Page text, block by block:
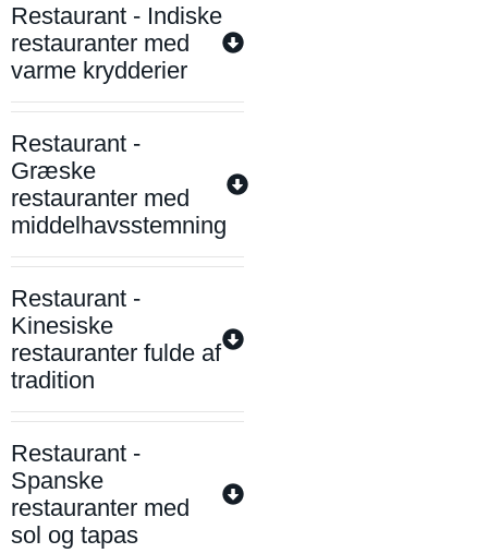
Restaurant - Indiske
restauranter med
varme krydderier
Restaurant -
Græske
restauranter med
middelhavsstemning
Restaurant -
Kinesiske
restauranter fulde af
tradition
Restaurant -
Spanske
restauranter med
sol og tapas